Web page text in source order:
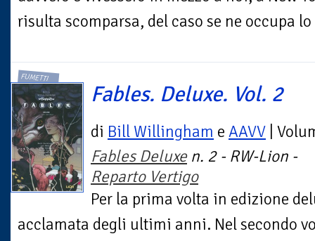
risulta scomparsa, del caso se ne occupa
FUMETTI
Fables. Deluxe. Vol. 2
di Bill Willingham e AAVV |
Fables Deluxen. 2 - RW-Lion -
Reparto Vertigo
Per la prima volta in edizione
acclamata degli ultimi anni. Nel secondo